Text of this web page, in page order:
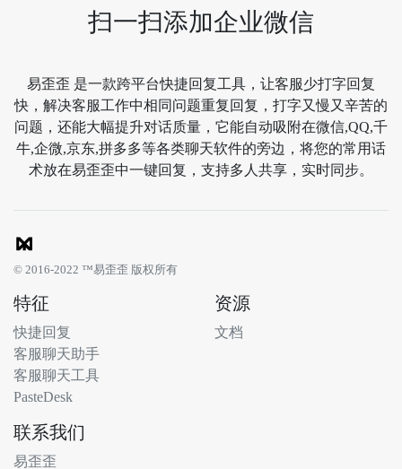
扫一扫添加企业微信
易歪歪 是一款跨平台快捷回复工具，让客服少打字回复
快，解决客服工作中相同问题重复回复，打字又慢又辛苦的
问题，还能大幅提升对话质量，它能自动吸附在微信,QQ,千
牛,企微,京东,拼多多等各类聊天软件的旁边，将您的常用话
术放在易歪歪中一键回复，支持多人共享，实时同步。
© 2016-2022 ™易歪歪 版权所有
特征
快捷回复
客服聊天助手
客服聊天工具
PasteDesk
资源
文档
联系我们
易歪歪